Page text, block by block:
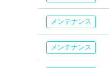
メンテナンス
メンテナンス